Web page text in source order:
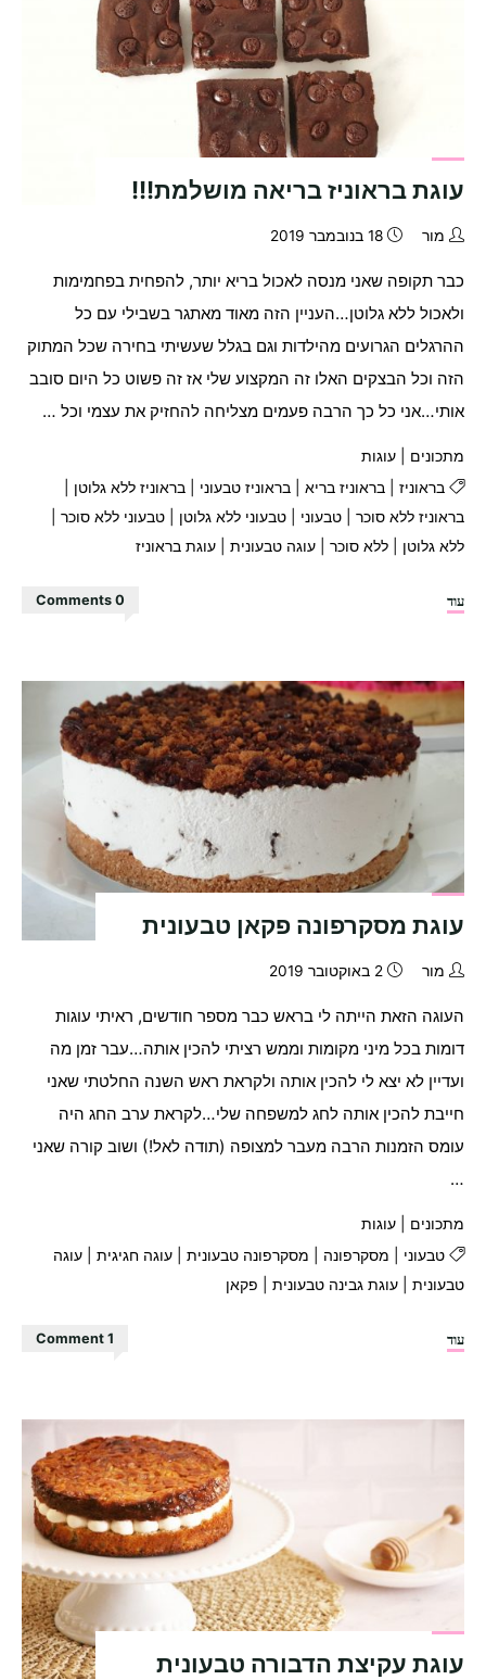
עוגת בראוניז בריאה מושלמת!!!
מור 18 בנובמבר 2019
כבר תקופה שאני מנסה לאכול בריא יותר, להפחית בפחמימות
ולאכול ללא גלוטן…העניין הזה מאוד מאתגר בשבילי עם כל
ההרגלים הגרועים מהילדות וגם בגלל שעשיתי בחירה שכל המתוק
הזה וכל הבצקים האלו זה המקצוע שלי אז זה פשוט כל היום סובב
אותי…אני כל כך הרבה פעמים מצליחה להחזיק את עצמי וכל …
מתכונים
עוגות
בראוניז| בראוניז בריא| בראוניז טבעוני בראוניז ללא גלוטן
בראוניז ללא סוכר |טבעוני |טבעוני ללא גלוטן |טבעוני ללא סוכר
ללא גלוטן |ללא סוכר |עוגה טבעונית |עוגת בראוניז
עוד"עוגת
מושלמת!!!"
0 Comments
עוגת מסקרפונה פקאן טבעונית
מור 2 באוקטובר 2019
העוגה הזאת הייתה לי בראש כבר מספר חודשים, ראיתי עוגות
דומות בכל מיני מקומות וממש רציתי להכין אותה…עבר זמן מה
ועדיין לא יצא לי להכין אותה ולקראת ראש השנה החלטתי שאני
חייבת להכין אותה לחג למשפחה שלי…לקראת ערב החג היה
עומס הזמנות הרבה מעבר למצופה (תודה לאל!) ושוב קורה שאני
…
מתכונים
עוגות
טבעוני
מסקרפונה מסקרפונה טבעונית| עוגה חגיגית| עוגה
טבעונית |עוגת גבינה טבעונית פקאן
עוד"עוגת
טבעונית"
1 Comment
עוגת עקיצת הדבורה טבעונית